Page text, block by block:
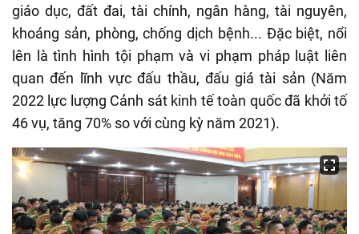
giáo dục, đất đai, tài chính, ngân hàng, tài nguyên,
khoáng sản, phòng, chống dịch bệnh... Đặc biệt, nổi
lên là tình hình tội phạm và vi phạm pháp luật liên
quan đến lĩnh vực đấu thầu, đấu giá tài sản (Năm
2022 lực lượng Cảnh sát kinh tế toàn quốc đã khởi tố
46 vụ, tăng 70% so với cùng kỳ năm 2021).